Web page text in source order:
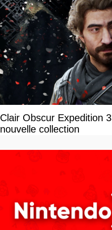
Clair Obscur Expedition
nouvelle collection